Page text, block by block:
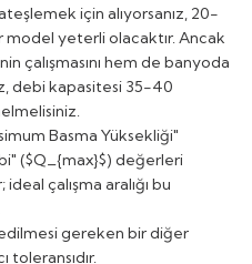
için alıyorsanız, 20-
yeterli olacaktır. Ancak
çalışmasını hem de banyoda
debi kapasitesi 35-40
Basma Yüksekliği"
($Q_{max}$) değerleri
çalışma aralığı bu
gereken bir diğer
toleransıdır.